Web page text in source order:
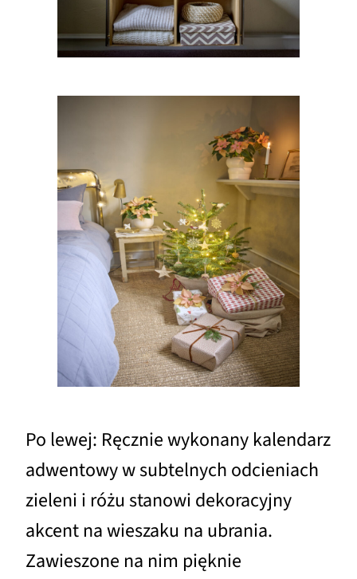
Po lewej: Ręcznie wykonany kalendarz
adwentowy w subtelnych odcieniach
zieleni i różu stanowi dekoracyjny
akcent na wieszaku na ubrania.
Zawieszone na nim pięknie